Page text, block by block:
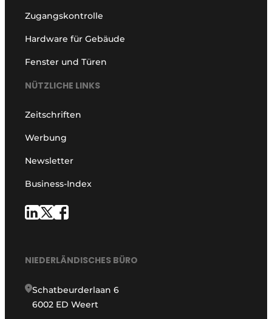
Zugangskontrolle
Hardware für Gebäude
Fenster und Türen
NÜTZLICHE LINKS
Zeitschriften
Werbung
Newsletter
Business-Index
NIEDERLÄNDISCHES BÜRO
Schatbeurderlaan 6
6002 ED Weert